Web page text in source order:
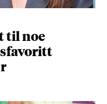
til noe